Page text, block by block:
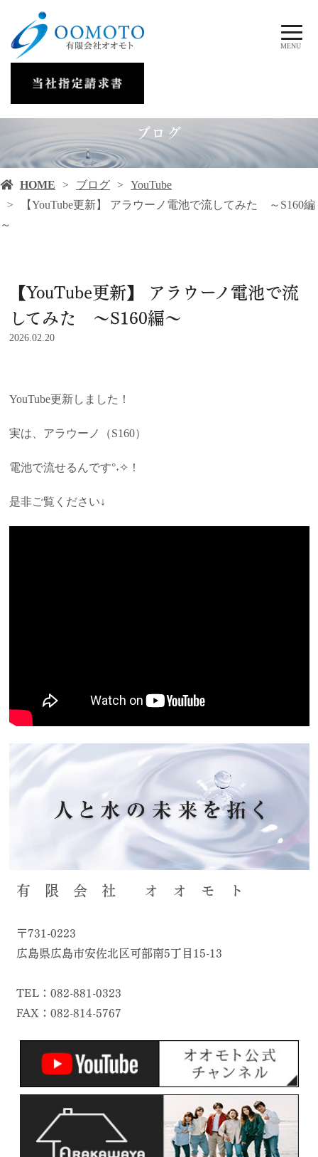
MENU
ブログ
HOME ブログ
YouTube
【YouTube更新】 アラウーノ電池で流してみた ～S160編
～
【YouTube更新】 アラウーノ電池で流
してみた ～S160編～
2026.02.20
YouTube更新しました！
実は、アラウーノ（S160）
電池で流せるんです°˖✧！
是非ご覧ください↓
有 限 会 社 オ オ モ ト
〒731-0223
広島県広島市安佐北区可部南5丁目15-13
TEL：082-881-0323
FAX：082-814-5767